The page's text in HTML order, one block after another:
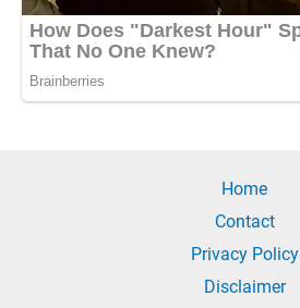
Home
Contact
Privacy Policy
Disclaimer